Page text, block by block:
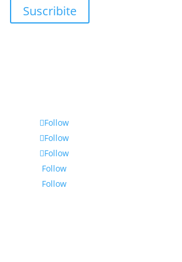
Suscribite
Follow
Follow
Follow
Follow
Follow